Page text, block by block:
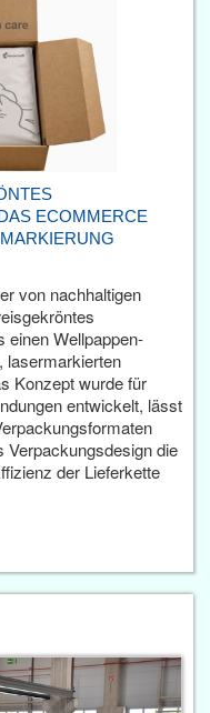
ECOMMERCE
von nachhaltigen
einen Wellpappen-
lasermarkierten
Konzept wurde für
entwickelt, lässt
Verpackungsdesign die
der Lieferkette